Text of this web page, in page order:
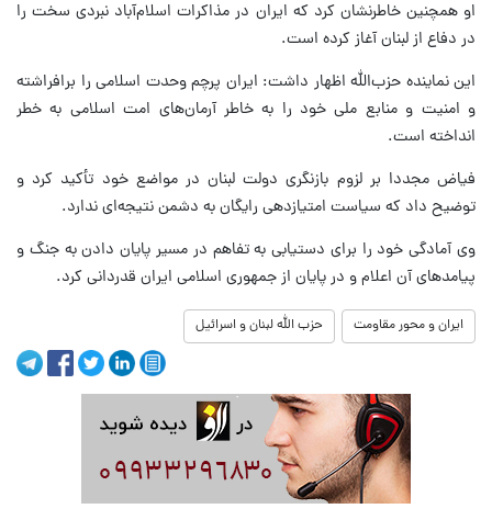
او همچنین خاطرنشان کرد که ایران در مذاکرات اسلام‌آباد نبردی سخت را
در دفاع از لبنان آغاز کرده است.
این نماینده حزب‌الله اظهار داشت: ایران پرچم وحدت اسلامی را برافراشته
و امنیت و منابع ملی خود را به خاطر آرمان‌های امت اسلامی به خطر
انداخته است.
فیاض مجددا بر لزوم بازنگری دولت لبنان در مواضع خود تأکید کرد و
توضیح داد که سیاست امتیازدهی رایگان به دشمن نتیجه‌ای ندارد.
وی آمادگی خود را برای دستیابی به تفاهم در مسیر پایان دادن به جنگ و
پیامدهای آن اعلام و در پایان از جمهوری اسلامی ایران قدردانی کرد.
ایران و محور مقاومت حزب الله لبنان و اسرائیل